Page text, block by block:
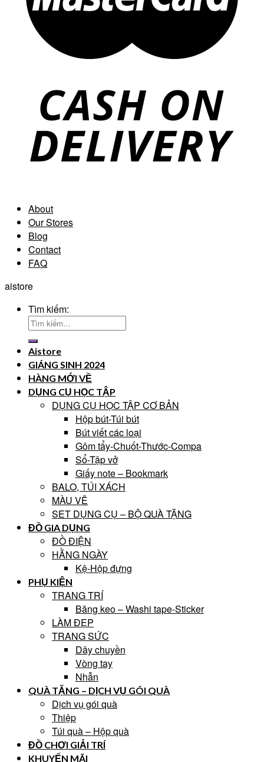
About
Our Stores
Blog
Contact
FAQ
aistore
Tìm kiếm:
Aistore
GIÁNG SINH 2024
HÀNG MỚI VỀ
DỤNG CỤ HỌC TẬP
DỤNG CỤ HỌC TẬP CƠ BẢN
Hộp bút-Túi bút
Bút viết các loại
Gôm tẩy-Chuốt-Thước-Compa
Sổ-Tập vở
Giấy note – Bookmark
BALO, TÚI XÁCH
MÀU VẼ
SET DỤNG CỤ – BỘ QUÀ TẶNG
ĐỒ GIA DỤNG
ĐỒ ĐIỆN
HẰNG NGÀY
Kệ-Hộp đựng
PHỤ KIỆN
TRANG TRÍ
Băng keo – Washi tape-Sticker
LÀM ĐẸP
TRANG SỨC
Dây chuyền
Vòng tay
Nhẫn
QUÀ TẶNG – DỊCH VỤ GÓI QUÀ
Dịch vụ gói quà
Thiệp
Túi quà – Hộp quà
ĐỒ CHƠI GIẢI TRÍ
KHUYẾN MÃI